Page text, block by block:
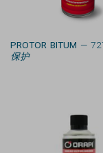
PROTOR BITUM —
保护